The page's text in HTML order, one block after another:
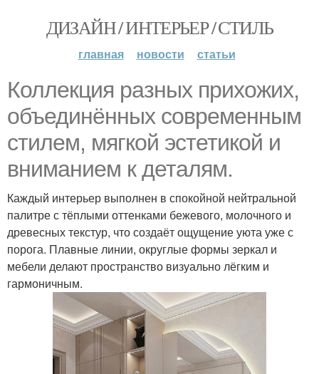
ДИЗАЙН / ИНТЕРЬЕР / СТИЛЬ
главная новости статьи
Коллекция разных прихожих,
объединённых современным
стилем, мягкой эстетикой и
вниманием к деталям.
Каждый интерьер выполнен в спокойной нейтральной
палитре с тёплыми оттенками бежевого, молочного и
древесных текстур, что создаёт ощущение уюта уже с
порога. Плавные линии, округлые формы зеркал и
мебели делают пространство визуально лёгким и
гармоничным.